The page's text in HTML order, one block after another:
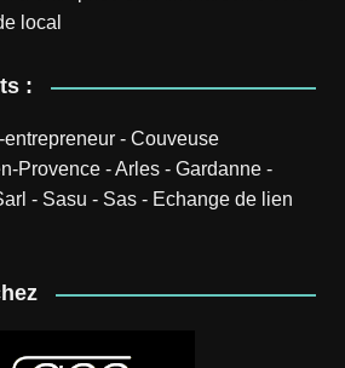
local
:
entrepreneur- Couveuse
Provence-Arles- Gardanne-
- Sasu - Sas- Echange de lien